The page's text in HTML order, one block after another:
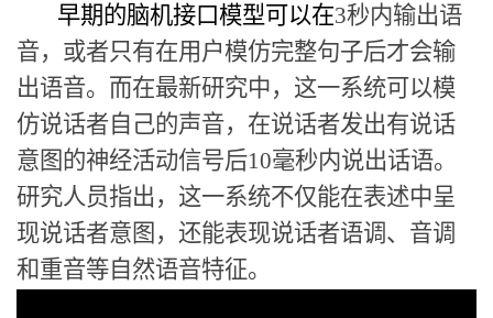
早期的脑机接口模型可以在3秒内输出语
音，或者只有在用户模仿完整句子后才会输
出语音。而在最新研究中，这一系统可以模
仿说话者自己的声音，在说话者发出有说话
意图的神经活动信号后10毫秒内说出话语。
研究人员指出，这一系统不仅能在表述中呈
现说话者意图，还能表现说话者语调、音调
和重音等自然语音特征。